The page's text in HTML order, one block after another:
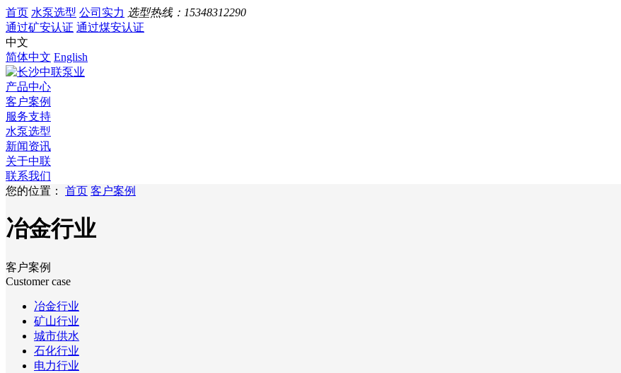
首页 水泵选型 公司实力 选型热线： 15348312290
通过矿安认证 通过煤安认证
中文
简体中文 English
产品中心
客户案例
服务支持
水泵选型
新闻资讯
关于中联
联系我们
您的位置： 首页 客户案例
冶金行业
客户案例
Customer case
冶金行业
矿山行业
城市供水
石化行业
电力行业